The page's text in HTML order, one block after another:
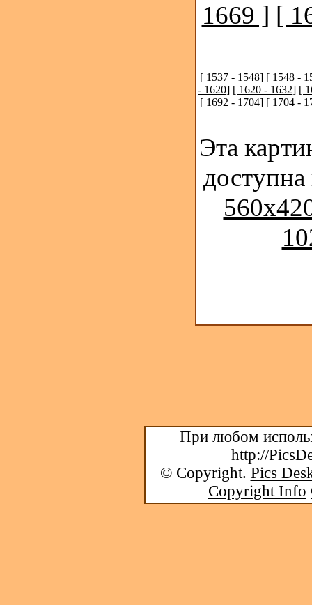
1669 ] [
[ 1537 - 1548] [ 1548 -
- 1620] [ 1620 - 1632] [
[ 1692 - 1704] [ 1704 -
Эта
При любом
http://
© Copyright. Pics
Copyright Info